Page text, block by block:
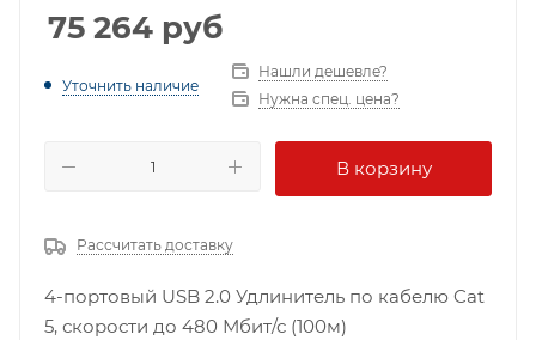
75 264 руб
Уточнить наличие
Нашли дешевле?
Нужна спец. цена?
В корзину
Рассчитать доставку
4-портовый USB 2.0 Удлинитель по кабелю Cat
5, скорости до 480 Мбит/с (100м)